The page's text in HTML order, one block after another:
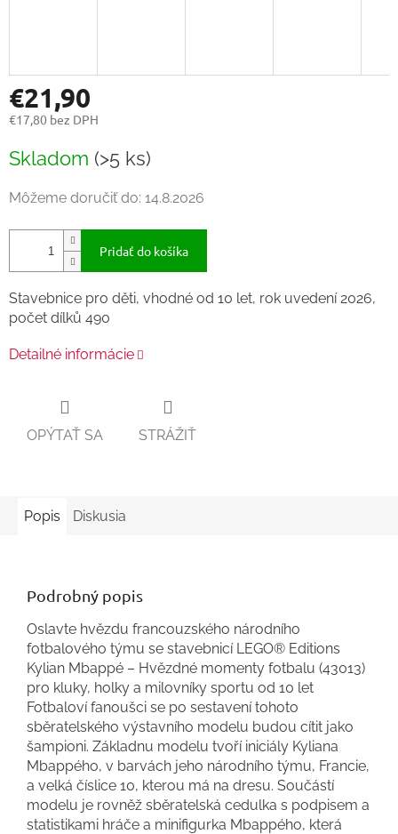
€21,90
€17,80 bez DPH
cena:
Skladom (>5 ks)
Môžeme doručiť do: 14.8.2026
Pridať do košíka
Stavebnice pro děti, vhodné od 10 let, rok uvedení 2026,
počet dílků 490
Detailné informácie
OPÝTAŤ SA STRÁŽIŤ
Popis Diskusia
Podrobný popis
Oslavte hvězdu francouzského národního
fotbalového týmu se stavebnicí LEGO® Editions
Kylian Mbappé – Hvězdné momenty fotbalu (43013)
pro kluky, holky a milovníky sportu od 10 let
Fotbaloví fanoušci se po sestavení tohoto
sběratelského výstavního modelu budou cítit jako
šampioni. Základnu modelu tvoří iniciály Kyliana
Mbappého, v barvách jeho národního týmu, Francie,
a velká číslice 10, kterou má na dresu. Součástí
modelu je rovněž sběratelská cedulka s podpisem a
statistikami hráče a minifigurka Mbappého, která